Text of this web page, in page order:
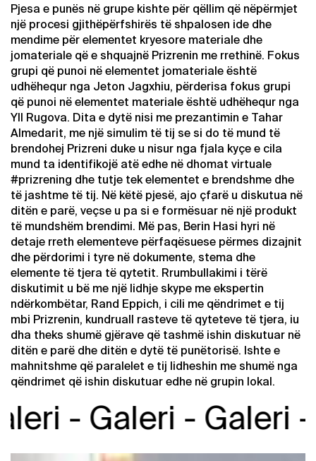
Pjesa e punës në grupe kishte për qëllim që nëpërmjet
një procesi gjithëpërfshirës të shpalosen ide dhe
mendime për elementet kryesore materiale dhe
jomateriale që e shquajnë Prizrenin me rrethinë. Fokus
grupi që punoi në elementet jomateriale është
udhëhequr nga Jeton Jagxhiu, përderisa fokus grupi
që punoi në elementet materiale është udhëhequr nga
Yll Rugova. Dita e dytë nisi me prezantimin e Tahar
Almedarit, me një simulim të tij se si do të mund të
brendohej Prizreni duke u nisur nga fjala kyçe e cila
mund ta identifikojë atë edhe në dhomat virtuale
#prizrening dhe tutje tek elementet e brendshme dhe
të jashtme të tij. Në këtë pjesë, ajo çfarë u diskutua në
ditën e parë, veçse u pa si e formësuar në një produkt
të mundshëm brendimi. Më pas, Berin Hasi hyri në
detaje rreth elementeve përfaqësuese përmes dizajnit
dhe përdorimi i tyre në dokumente, stema dhe
elemente të tjera të qytetit. Rrumbullakimi i tërë
diskutimit u bë me një lidhje skype me ekspertin
ndërkombëtar, Rand Eppich, i cili me qëndrimet e tij
mbi Prizrenin, kundruall rasteve të qyteteve të tjera, iu
dha theks shumë gjërave që tashmë ishin diskutuar në
ditën e parë dhe ditën e dytë të punëtorisë. Ishte e
mahnitshme që paralelet e tij lidheshin me shumë nga
qëndrimet që ishin diskutuar edhe në grupin lokal.
-Galeri -Galeri -